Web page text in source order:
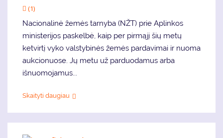
(1)
Nacionalinė žemės tarnyba (NŽT) prie Aplinkos
ministerijos paskelbė, kaip per pirmąjį šių metų
ketvirtį vyko valstybinės žemės pardavimai ir nuoma
aukcionuose. Jų metu už parduodamus arba
išnuomojamus...
Skaityti daugiau